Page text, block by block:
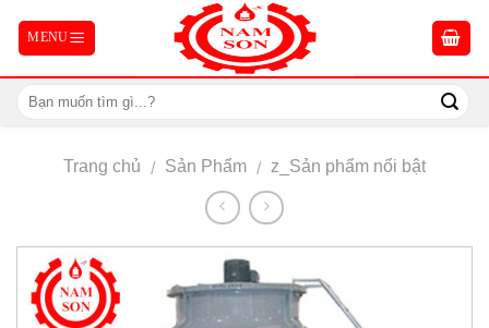
Trang chủ / Sản Phẩm / z_Sản phẩm nổi bật